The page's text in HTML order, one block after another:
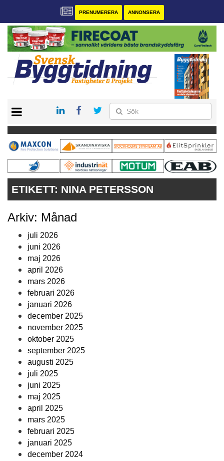
PRENUMERERA ANNONSERA
PRENUMERERA
VÅRA ANDRA MAGASIN
ANNONSERA
KONTAKT
ETIKETT: NINA PETERSSON
Arkiv: Månad
juli 2026
juni 2026
maj 2026
april 2026
mars 2026
februari 2026
januari 2026
december 2025
november 2025
oktober 2025
september 2025
augusti 2025
juli 2025
juni 2025
maj 2025
april 2025
mars 2025
februari 2025
januari 2025
december 2024